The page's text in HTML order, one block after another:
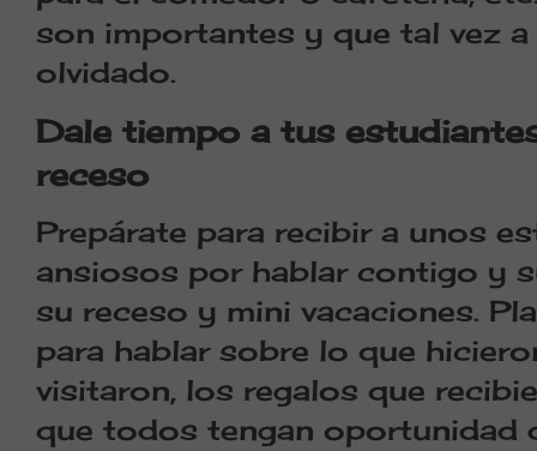
son importantes y que tal vez
olvidado.
Dale tiempo a tus
receso
Prepárate para recibir a unos
ansiosos por hablar contigo y
su receso y mini vacaciones.
para hablar sobre lo que
visitaron, los regalos que
que todos tengan oportunidad